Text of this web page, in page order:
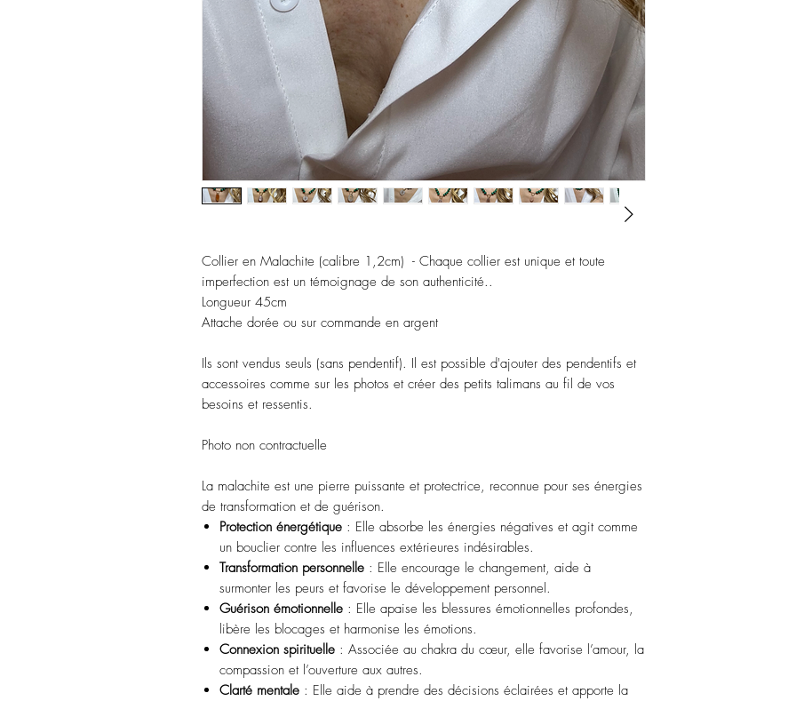
Collier en Malachite (calibre 1,2cm) - Chaque collier est unique et toute
imperfection est un témoignage de son authenticité..
Longueur 45cm
Attache dorée ou sur commande en argent
Ils sont vendus seuls (sans pendentif). Il est possible d'ajouter des pendentifs et
accessoires comme sur les photos et créer des petits talimans au fil de vos
besoins et ressentis.
Photo non contractuelle
La malachite est une pierre puissante et protectrice, reconnue pour ses énergies
de transformation et de guérison.
Protection énergétique : Elle absorbe les énergies négatives et agit comme
un bouclier contre les influences extérieures indésirables.
Transformation personnelle : Elle encourage le changement, aide à
surmonter les peurs et favorise le développement personnel.
Guérison émotionnelle : Elle apaise les blessures émotionnelles profondes,
libère les blocages et harmonise les émotions.
Connexion spirituelle : Associée au chakra du cœur, elle favorise l’amour, la
compassion et l’ouverture aux autres.
Clarté mentale : Elle aide à prendre des décisions éclairées et apporte la